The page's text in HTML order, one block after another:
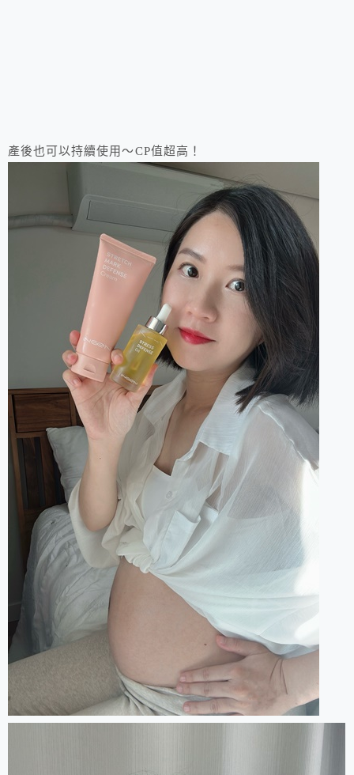
產後也可以持續使用～CP值超高！